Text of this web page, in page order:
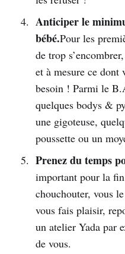
Anticiper le
bébé.Pour les
de trop
et à mesure ce dont
besoin ! Parmi le
quelques bodys &
une gigoteuse,
poussette ou un
Prenez du temps
important pour la
chouchouter, vous
vous fais plaisir,
un atelier Yada par
de vous.